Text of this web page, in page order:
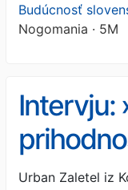
Budúcnosť
Nogomania · 5M
Intervju:
kaj se
Urban Zaletel iz